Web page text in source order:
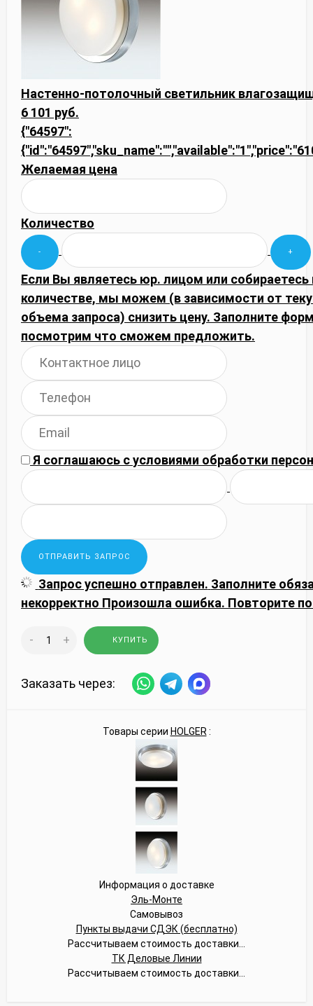
Настенно-потолочный светильник
6 101 руб.
{"64597":
Желаемая цена
Количество
Если Вы являетесь юр. лицом или
количестве, мы можем (в зависимости от
объема запроса) снизить цену. Заполните
посмотрим что сможем предложить.
Я соглашаюсь сусловиями обработки
Запрос успешно отправлен. Заполните
некорректно Произошла ошибка. Повторите
- + КУПИТЬ
Заказать через:
Товары серии HOLGER :
Информация о доставке
Эль-Монте
Самовывоз
Пункты выдачи СДЭК (бесплатно)
Рассчитываем стоимость доставки...
ТК Деловые Линии
Рассчитываем стоимость доставки...